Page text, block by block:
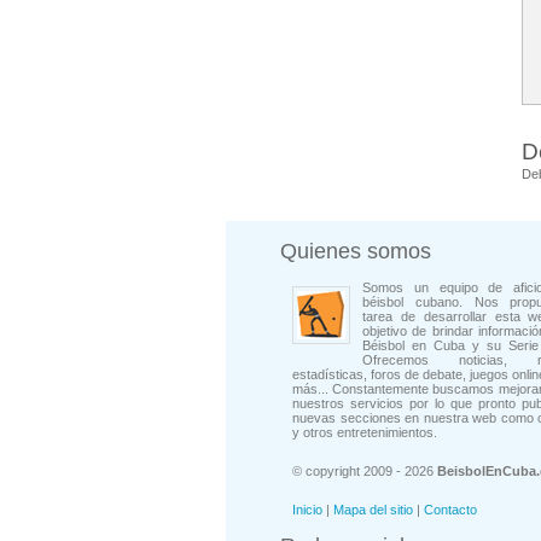
Quienes somos
Somos un equipo de
béisbol cubano. Nos
tarea de desarrollar esta
objetivo de brindar
Béisbol en Cuba y su Serie
Ofrecemos noticias,
estadísticas, foros de debate, juegos
más... Constantemente buscamos
nuestros servicios por lo que pronto
nuevas secciones en nuestra web como
y otros entretenimientos.
© copyright 2009 - 2026
Inicio | Mapa del sitio | Contacto